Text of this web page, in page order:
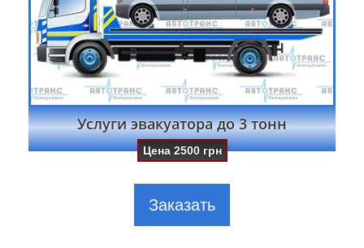
Услуги эвакуатора до 3 тонн
Цена2500 грн
Заказать